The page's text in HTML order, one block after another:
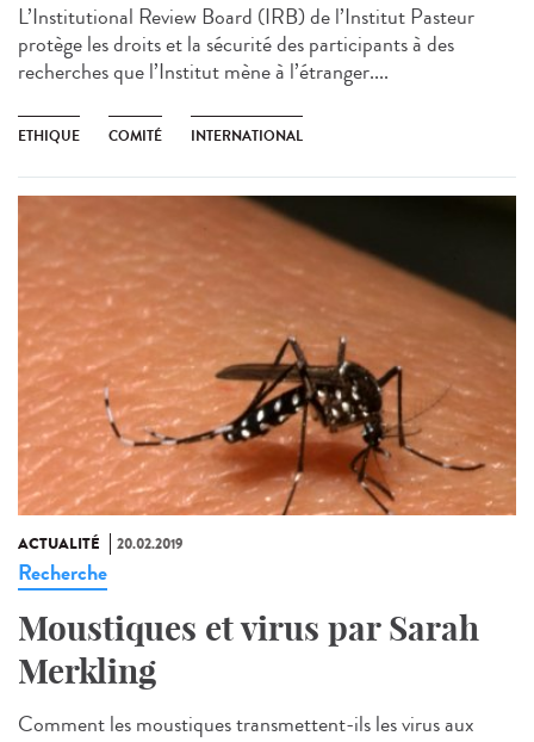
L’Institutional Review Board (IRB) de l’Institut Pasteur
protège les droits et la sécurité des participants à des
recherches que l’Institut mène à l’étranger....
ETHIQUE COMITÉ INTERNATIONAL
ACTUALITÉ 20.02.2019
Recherche
Moustiques et virus par Sarah
Merkling
Comment les moustiques transmettent-ils les virus aux